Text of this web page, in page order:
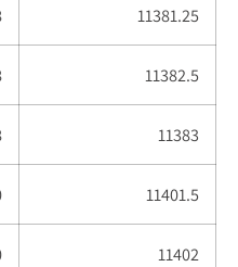
11381.25
11382.5
11383
11401.5
11402